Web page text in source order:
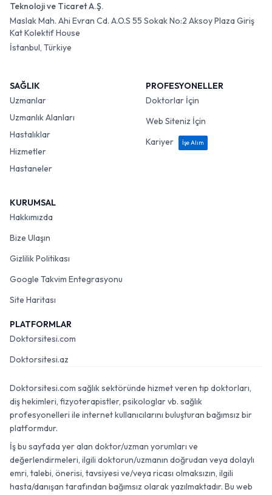
Teknoloji ve Ticaret A.Ş.
Maslak Mah. Ahi Evran Cd. A.O.S 55 Sokak No:2 Aksoy Plaza Giriş
Kat Kolektif House
İstanbul, Türkiye
SAĞLIK
Uzmanlar
Uzmanlık Alanları
Hastalıklar
Hizmetler
Hastaneler
PROFESYONELLER
Doktorlar İçin
Web Siteniz İçin
Kariyer
İşe Alım
KURUMSAL
Hakkımızda
Bize Ulaşın
Gizlilik Politikası
Google Takvim Entegrasyonu
Site Haritası
PLATFORMLAR
Doktorsitesi.com
Doktorsitesi.az
Doktorsitesi.com sağlık sektöründe hizmet veren tıp doktorları,
diş hekimleri, fizyoterapistler, psikologlar vb. sağlık
profesyonelleri ile internet kullanıcılarını buluşturan bağımsız bir
platformdur.
İş bu sayfada yer alan doktor/uzman yorumları ve
değerlendirmeleri, ilgili doktorun/uzmanın doğrudan veya dolaylı
emri, talebi, önerisi, tavsiyesi ve/veya ricası olmaksızın, ilgili
hasta/danışan tarafından bağımsız olarak yazılmaktadır. Bu web